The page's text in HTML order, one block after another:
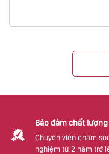
Bảo đảm chất lượng
Chuyên viên chăm
nghiệm từ 2 năm trở